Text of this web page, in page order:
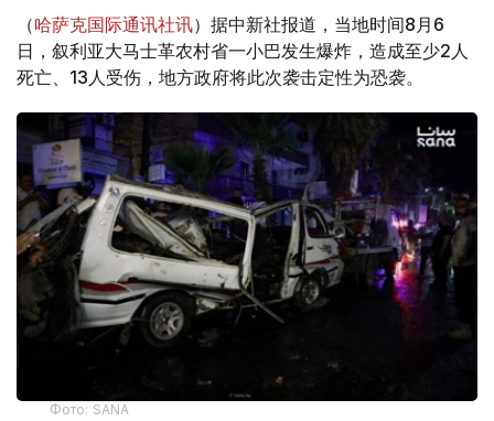
（哈萨克国际通讯社讯）据中新社报道，当地时间8月6
日，叙利亚大马士革农村省一小巴发生爆炸，造成至少2人
死亡、13人受伤，地方政府将此次袭击定性为恐袭。
Фото: SANA